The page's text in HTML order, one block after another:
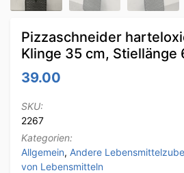
Pizzaschneider
Klinge 35 cm, Stiellänge
39.00
SKU:
2267
Kategorien:
Allgemein, Andere
von Lebensmitteln